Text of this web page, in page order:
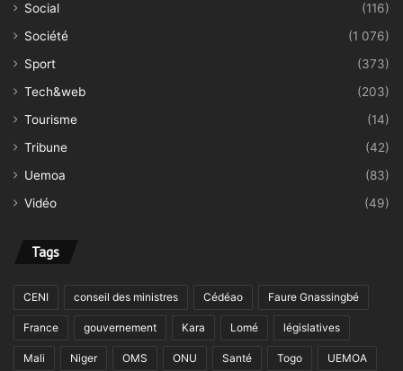
Social
(116)
Société
(1 076)
Sport
(373)
Tech&web
(203)
Tourisme
(14)
Tribune
(42)
Uemoa
(83)
Vidéo
(49)
Tags
CENI conseil des ministres Cédéao Faure Gnassingbé
France gouvernement Kara Lomé législatives
Mali Niger OMS ONU Santé Togo UEMOA